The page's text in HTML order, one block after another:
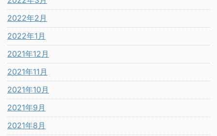
2022年2月
2022年1月
2021年12月
2021年11月
2021年10月
2021年9月
2021年8月